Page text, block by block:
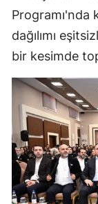
Programı'nda
dağılımı
bir kesimde